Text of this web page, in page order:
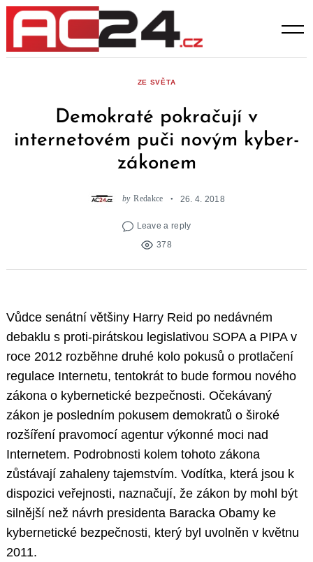
Skip
content
ZE SVĚTA
Demokraté pokračují v
internetovém puči novým kyber-
zákonem
by Redakce 26. 4. 2018
Leave a reply
378
Vůdce senátní většiny Harry Reid po nedávném
debaklu s proti-pirátskou legislativou SOPA a PIPA v
roce 2012 rozběhne druhé kolo pokusů o protlačení
regulace Internetu, tentokrát to bude formou nového
zákona o kybernetické bezpečnosti. Očekávaný
zákon je posledním pokusem demokratů o široké
rozšíření pravomocí agentur výkonné moci nad
Internetem. Podrobnosti kolem tohoto zákona
zůstávají zahaleny tajemstvím. Vodítka, která jsou k
dispozici veřejnosti, naznačují, že zákon by mohl být
silnější než návrh presidenta Baracka Obamy ke
kybernetické bezpečnosti, který byl uvolněn v květnu
2011.